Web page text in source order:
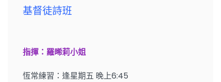
基督徒詩班
指揮：羅晞莉小姐
恆常練習：逢星期五 晚上6:45